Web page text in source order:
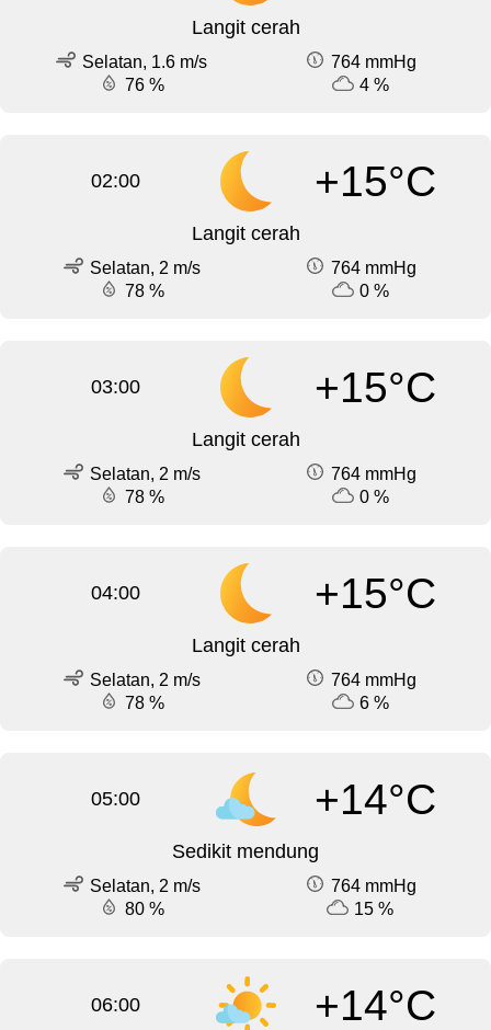
Langit cerah
Selatan, 1.6 m/s
764 mmHg
76 %
4 %
02:00 +15°C
Langit cerah
Selatan, 2 m/s
764 mmHg
78 %
0 %
03:00 +15°C
Langit cerah
Selatan, 2 m/s
764 mmHg
78 %
0 %
04:00 +15°C
Langit cerah
Selatan, 2 m/s
764 mmHg
78 %
6 %
05:00 +14°C
Sedikit mendung
Selatan, 2 m/s
764 mmHg
80 %
15 %
06:00 +14°C